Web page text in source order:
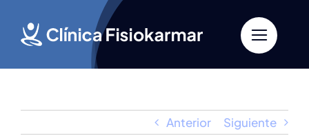
contenido
Anterior Siguiente